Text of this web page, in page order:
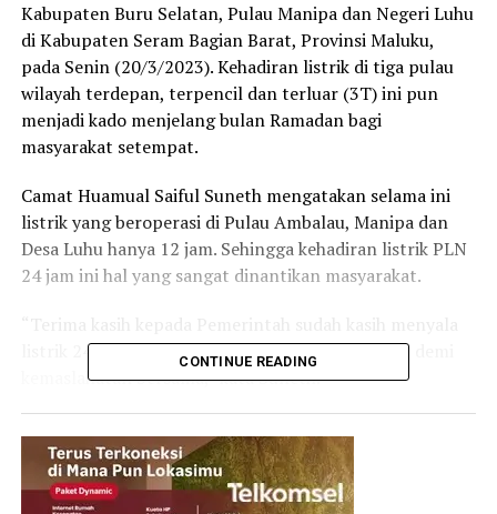
Kabupaten Buru Selatan, Pulau Manipa dan Negeri Luhu
di Kabupaten Seram Bagian Barat, Provinsi Maluku,
pada Senin (20/3/2023). Kehadiran listrik di tiga pulau
wilayah terdepan, terpencil dan terluar (3T) ini pun
menjadi kado menjelang bulan Ramadan bagi
masyarakat setempat.
Camat Huamual Saiful Suneth mengatakan selama ini
listrik yang beroperasi di Pulau Ambalau, Manipa dan
Desa Luhu hanya 12 jam. Sehingga kehadiran listrik PLN
24 jam ini hal yang sangat dinantikan masyarakat.
listrik 24 jam, warga mendukung kelistrikan PLN demi
kemaslahatan bersama,” kata Suneth.
turut hadir meresmikan listrik, mengapresiasi
konsistensi PLN terus menghadirkan listrik di seluruh
pelosok, termasuk Maluku. Febby mengatakan, tak
CONTINUE READING